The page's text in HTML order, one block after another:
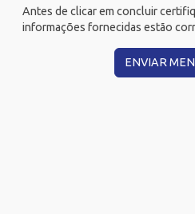
Antes de clicar em concluir
informações fornecidas estão